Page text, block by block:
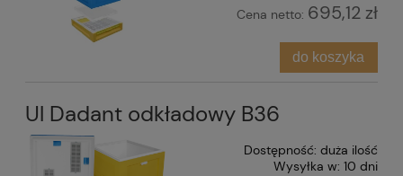
Cena netto: 695,12 zł
do koszyka
Ul Dadant odkładowy B36
Dostępność: duża ilość
Wysyłka w: 10 dni